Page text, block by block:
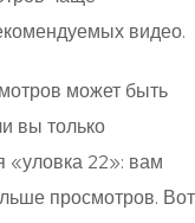
видео.
может быть
вы только
«уловка 22»: вам
просмотров. Вот